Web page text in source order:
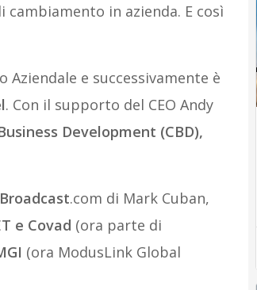
cambiamento in azienda. E così
Aziendale e successivamente è
. Con il supporto del CEO Andy
Development (CBD),
Broadcast.com di Mark Cuban,
e Covad (ora parte di
(ora ModusLink Global